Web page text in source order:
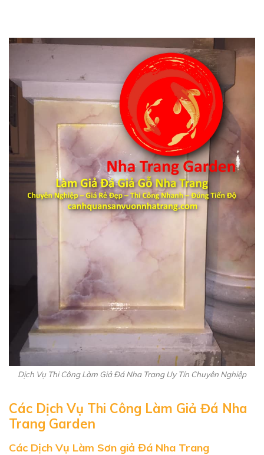
Dịch Vụ Thi Công Làm Giả Đá Nha Trang Uy Tín Chuyên Nghiệp
Các Dịch Vụ Thi Công Làm Giả Đá Nha
Trang Garden
Các Dịch Vụ Làm Sơn giả Đá Nha Trang